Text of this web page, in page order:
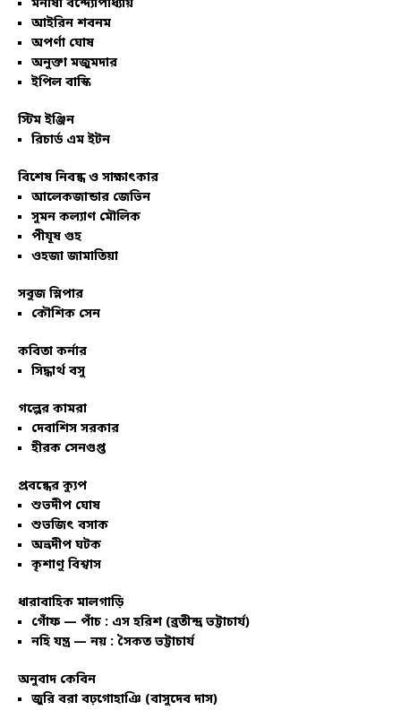
মনীষা বন্দ্যোপাধ্যায়
আইরিন শবনম
অপর্ণা ঘোষ
অনুক্তা মজুমদার
ইপিল বাস্কি
স্টিম ইঞ্জিন
রিচার্ড এম ইটন
বিশেষ নিবন্ধ ও সাক্ষাৎকার
আলেকজান্ডার জেভিন
সুমন কল্যাণ মৌলিক
পীযূষ গুহ
ওহজা জামাতিয়া
সবুজ স্লিপার
কৌশিক সেন
কবিতা কর্নার
সিদ্ধার্থ বসু
গল্পের কামরা
দেবাশিস সরকার
হীরক সেনগুপ্ত
প্রবন্ধের ক্যুপ
শুভদীপ ঘোষ
শুভজিৎ বসাক
অভ্রদীপ ঘটক
কৃশাণু বিশ্বাস
ধারাবাহিক মালগাড়ি
গোঁফ — পাঁচ : এস হরিশ (ব্রতীন্দ্র ভট্টাচার্য)
নহি যন্ত্র — নয় : সৈকত ভট্টাচার্য
অনুবাদ কেবিন
জুরি বরা বঢ়গোহাঞি (বাসুদেব দাস)